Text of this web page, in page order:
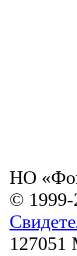
НО
© 1999-
127051